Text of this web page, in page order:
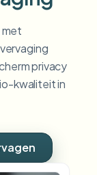
privacy
kwaliteit in